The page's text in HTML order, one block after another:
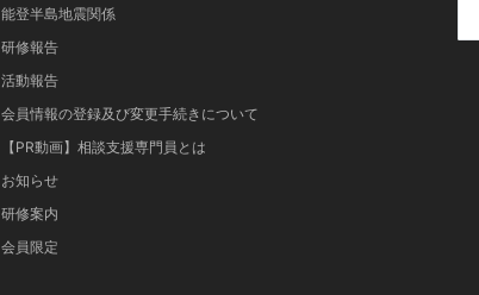
能登半島地震関係
研修報告
活動報告
会員情報の登録及び変更手続きについて
【PR動画】相談支援専門員とは
お知らせ
研修案内
会員限定